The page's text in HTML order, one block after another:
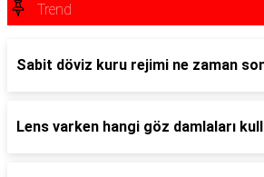
Trend
Sabit döviz kuru rejimi ne zaman
Lens varken hangi göz damlaları